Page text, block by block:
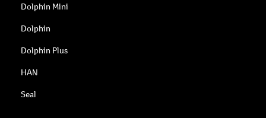
Dolphin Mini
Dolphin
Dolphin Plus
HAN
Seal